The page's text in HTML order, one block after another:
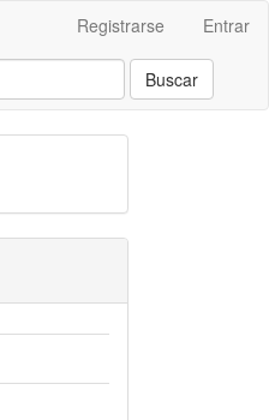
Registrarse Entrar
Buscar